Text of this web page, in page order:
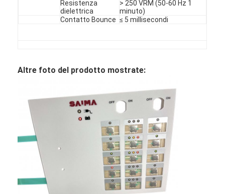
Resistenza
dielettrica
> 250 VRM (50-60 Hz 1
minuto)
Contatto Bounce ≤ 5 millisecondi
Altre foto del prodotto mostrate: